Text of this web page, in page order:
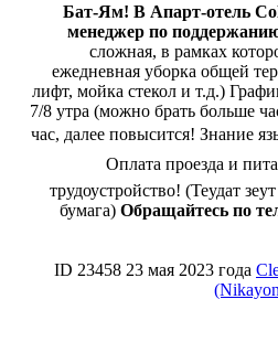
Бат-Ям! В Апарт-отель
менеджер по
сложная, в рамках
ежедневная уборка общей
лифт, мойка стекол и т.д.)
7/8 утра (можно брать больше
час, далее повысится! Знание
Оплата проезда и
трудоустройство! (Теудат
бумага) Обращайтесь по
ID 23458 23 мая 2023 года